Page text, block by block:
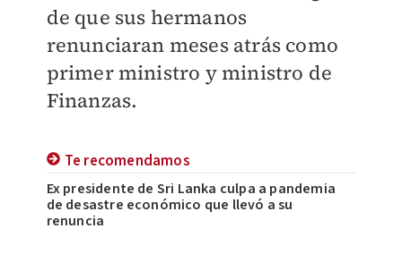
de que sus hermanos
renunciaran meses atrás como
primer ministro y ministro de
Finanzas.
Te recomendamos
Ex presidente de Sri Lanka culpa a pandemia
de desastre económico que llevó a su
renuncia